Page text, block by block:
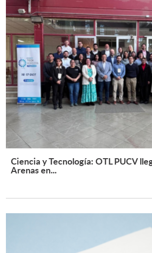
Ciencia y Tecnología: OTL PUCV
Arenas en...